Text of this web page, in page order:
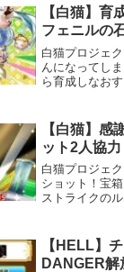
ち回りのポイ
す。パーティ
力だけでなく
意識すること
ります。
【白猫】育
フェニルの
白猫プロジェ
んになってし
ら育成しなお
す。中でも、
非常に効果的
とでフェデル
えることがで
【白猫】感
ット2人協力
白猫プロジェ
ショット！宝
ストライクの
す。スイッチ
う。
【HELL】
DANGER解